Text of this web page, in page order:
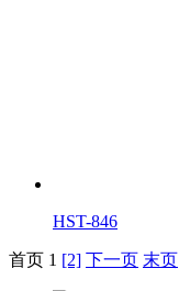
HST-846
首页 1 [2] 下一页 末页